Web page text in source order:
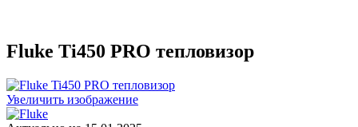
Fluke Ti450 PRO тепловизор
Увеличить изображение